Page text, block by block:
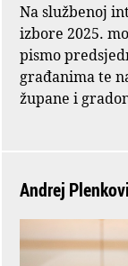
Na službenoj
izbore 2025.
pismo
građanima te
župane i
Andrej